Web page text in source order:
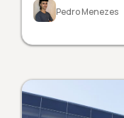
Pedro Menezes